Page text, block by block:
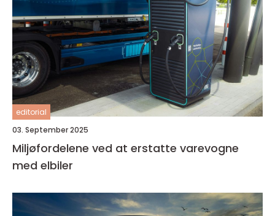
editorial
03. September 2025
Miljøfordelene ved at erstatte varevogne
med elbiler